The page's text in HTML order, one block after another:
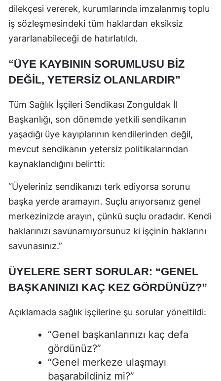
dilekçesi vererek, kurumlarında imzalanmış toplu
iş sözleşmesindeki tüm haklardan eksiksiz
yararlanabileceği de hatırlatıldı.
“ÜYE KAYBININ SORUMLUSU BİZ
DEĞİL, YETERSİZ OLANLARDIR”
Tüm Sağlık İşçileri Sendikası Zonguldak İl
Başkanlığı, son dönemde yetkili sendikanın
yaşadığı üye kayıplarının kendilerinden değil,
mevcut sendikanın yetersiz politikalarından
kaynaklandığını belirtti:
“Üyeleriniz sendikanızı terk ediyorsa sorunu
başka yerde aramayın. Suçlu arıyorsanız genel
merkezinizde arayın, çünkü suçlu oradadır. Kendi
haklarınızı savunamıyorsunuz ki işçinin haklarını
savunasınız.”
ÜYELERE SERT SORULAR: “GENEL
BAŞKANINIZI KAÇ KEZ GÖRDÜNÜZ?”
Açıklamada sağlık işçilerine şu sorular yöneltildi:
“Genel başkanlarınızı kaç defa
gördünüz?”
“Genel merkeze ulaşmayı
başarabildiniz mi?”